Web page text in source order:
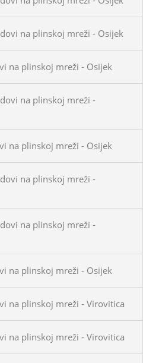
na plinskoj mreži - Osijek
na plinskoj mreži - Osijek
na plinskoj mreži -
na plinskoj mreži - Osijek
na plinskoj mreži -
na plinskoj mreži -
na plinskoj mreži - Osijek
na plinskoj mreži - Virovitica
na plinskoj mreži - Virovitica